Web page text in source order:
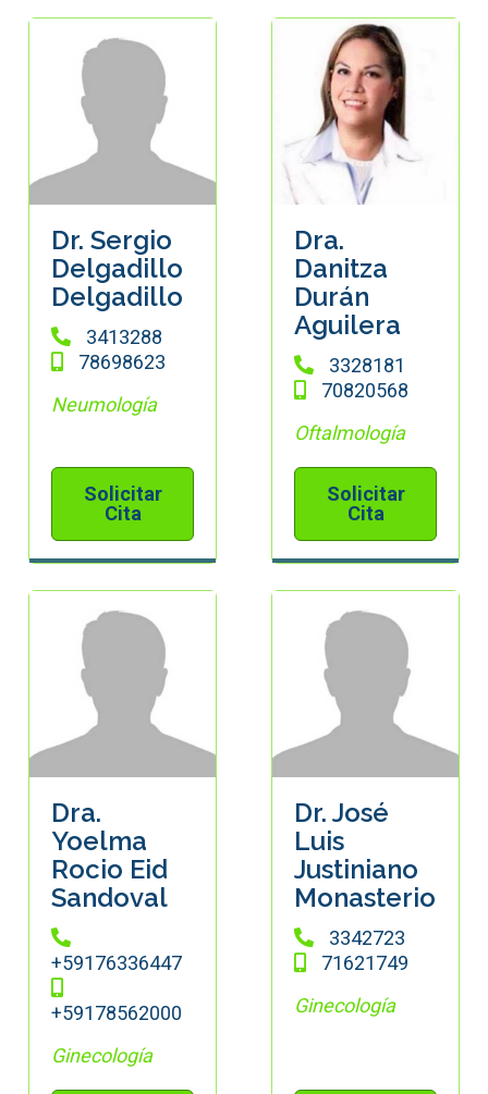
Dr. Sergio
Delgadillo
Delgadillo
3413288
78698623
Neumología
Solicitar
Cita
Dra.
Danitza
Durán
Aguilera
3328181
70820568
Oftalmología
Solicitar
Cita
Dra.
Yoelma
Rocio Eid
Sandoval
+59176336447
+59178562000
Ginecología
Dr. José
Luis
Justiniano
Monasterio
3342723
71621749
Ginecología